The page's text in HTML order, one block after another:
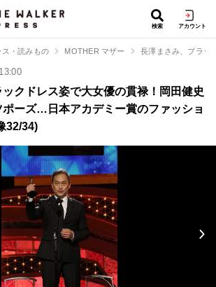
検索 アカウント
ス・読みもの MOTHER マザー 長澤まさみ、ブラッ
クドレス姿で大女優の貫禄！岡田健史
ポーズ…日本アカデミー賞のファッショ
32/34)